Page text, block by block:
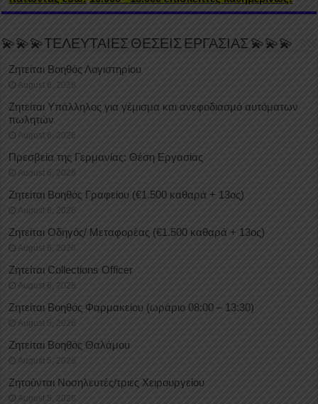
💫💫💫ΤΕΛΕΥΤΑΙΕΣ ΘΕΣΕΙΣ ΕΡΓΑΣΙΑΣ 💫💫💫
Ζητείται Βοηθός Λογιστηρίου
August 6, 2026
Ζητείται Υπάλληλος για γέμισμα και ανεφοδιασμό αυτόματων
πωλητών
August 6, 2026
Πρεσβεία της Γερμανίας: Θέση Εργασίας
August 6, 2026
Ζητείται Βοηθός Γραφείου (€1.500 καθαρά + 13ος)
August 6, 2026
Ζητείται Οδηγός/ Μεταφορέας (€1.500 καθαρά + 13ος)
August 6, 2026
Ζητείται Collections Officer
August 6, 2026
Ζητείται Βοηθός Φαρμακείου (ωράριο 08:00 – 13:30)
August 5, 2026
Ζητείται Βοηθός Θαλάμου
August 5, 2026
Ζητούνται Νοσηλευτές/τριες Χειρουργείου
August 5, 2026